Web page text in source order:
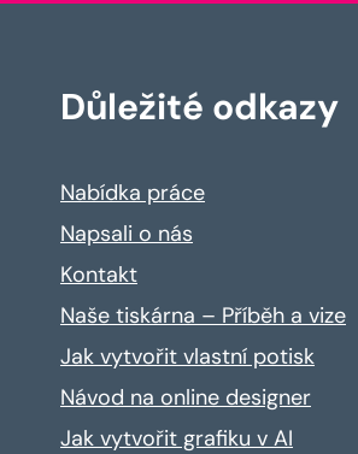
Důležité odkazy
Nabídka práce
Napsali o nás
Kontakt
Naše tiskárna – Příběh a vize
Jak vytvořit vlastní potisk
Návod na online designer
Jak vytvořit grafiku v AI